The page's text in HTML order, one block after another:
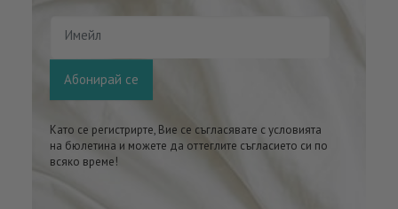
Имейл
Абонирай се
Като се регистрирте, Вие се съгласявате с условията
на бюлетина и можете да оттеглите съгласието си по
всяко време!